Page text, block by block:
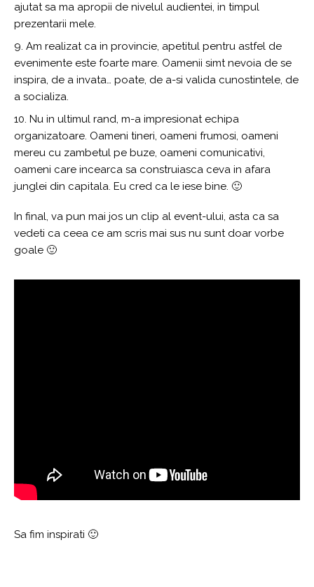
ajutat sa ma apropii de nivelul audientei, in timpul
prezentarii mele.
Am realizat ca in provincie, apetitul pentru astfel de
evenimente este foarte mare. Oamenii simt nevoia de se
inspira, de a invata… poate, de a-si valida cunostintele, de
a socializa.
Nu in ultimul rand, m-a impresionat echipa
organizatoare. Oameni tineri, oameni frumosi, oameni
mereu cu zambetul pe buze, oameni comunicativi,
oameni care incearca sa construiasca ceva in afara
junglei din capitala. Eu cred ca le iese bine. 🙂
In final, va pun mai jos un clip al event-ului, asta ca sa
vedeti ca ceea ce am scris mai sus nu sunt doar vorbe
goale 🙂
Sa fim inspirati 🙂